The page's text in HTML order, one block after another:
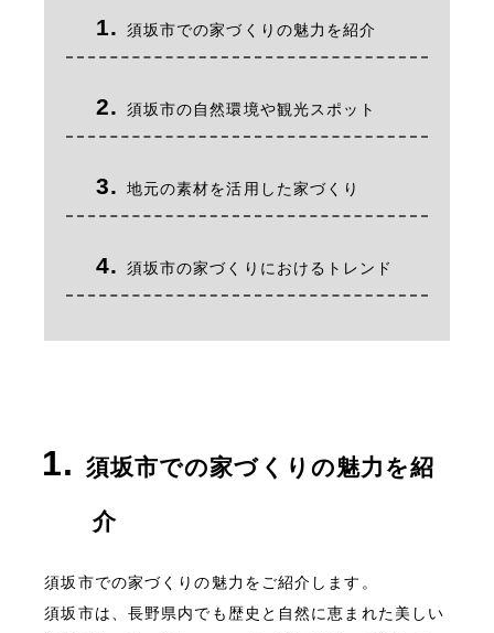
須坂市での家づくりの魅力を紹介
須坂市の自然環境や観光スポット
地元の素材を活用した家づくり
須坂市の家づくりにおけるトレンド
須坂市での家づくりの魅力を紹
介
須坂市での家づくりの魅力をご紹介します。
須坂市は、長野県内でも歴史と自然に恵まれた美しい